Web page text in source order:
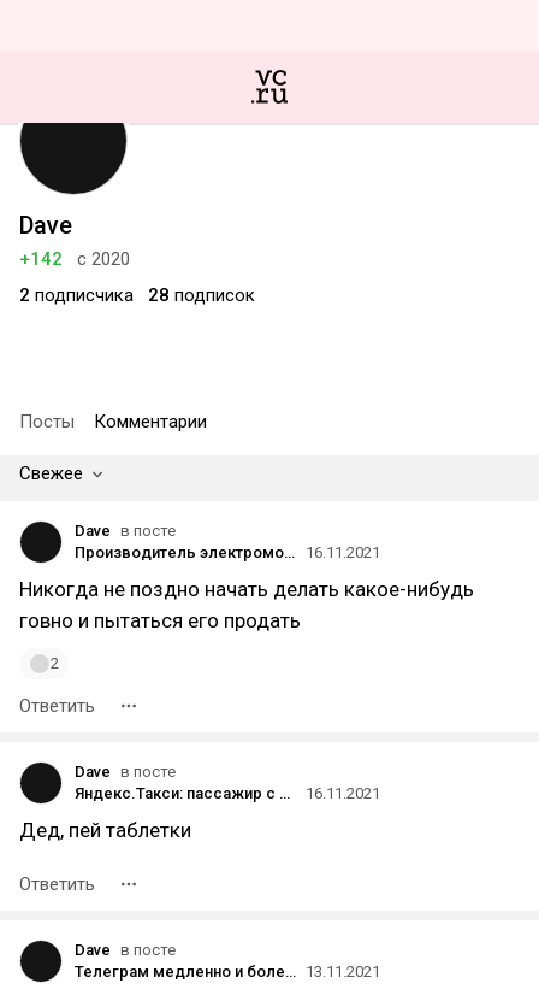
Dave
+142
с 2020
2 подписчика 28 подписок
Посты Комментарии
Свежее
Dave в посте
Производитель электромобилей Faraday Future отложил публикацию отчёта за квартал из-за обвинений в мошенничестве
16.11.2021
Никогда не поздно начать делать какое-нибудь
говно и пытаться его продать
2
Ответить
Dave в посте
Яндекс.Такси: пассажир с ребенком + животными должен страдать (из-за плохого UI/UX)
16.11.2021
Дед, пей таблетки
Ответить
Dave в посте
Телеграм медленно и болезненно умирает у нас на глазах, как так? 13.11.2021